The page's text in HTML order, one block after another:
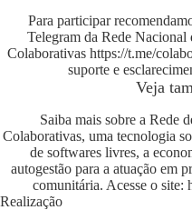
Para participar
Telegram da Rede Nacional
Colaborativas https://t.me/
suporte e
Veja
Saiba mais sobre a Rede
Colaborativas, uma tecnologia
de softwares livres, a
autogestão para a atuação em
comunitária. Acesse o site:
Realização